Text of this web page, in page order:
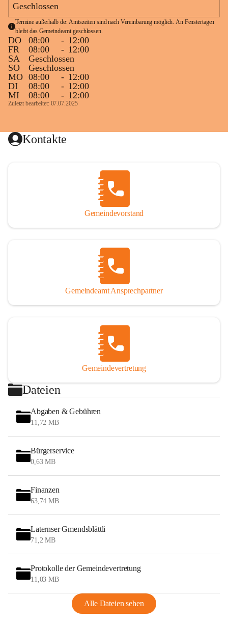
Geschlossen
Termine außerhalb der Amtszeiten sind nach Vereinbarung möglich. An Fenstertagen
bleibt das Gemeindeamt geschlossen.
DO 08:00 - 12:00
FR
08:00 - 12:00
SA
Geschlossen
SO
Geschlossen
MO 08:00 - 12:00
DI
08:00 - 12:00
MI
08:00 - 12:00
Zuletzt bearbeitet: 07.07.2025
Kontakte
Gemeindevorstand
Gemeindeamt Ansprechpartner
Gemeindevertretung
Dateien
Abgaben & Gebühren
11,72 MB
Bürgerservice
0,63 MB
Finanzen
63,74 MB
Laternser Gmendsblättli
71,2 MB
Protokolle der Gemeindevertretung
11,03 MB
Alle Dateien sehen